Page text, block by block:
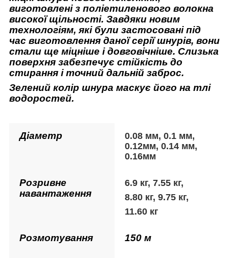
виготовлені з поліетиленового волокна
високої щільності. Завдяки новим
технологіям, які були застосовані під
час виготовлення даної серії шнурів, вони
стали ще міцніше і довговічніше. Слизька
поверхня забезпечує стійкість до
стирання і точний дальній заброс.
Зелений колір шнура маскує його на тлі
водоростей.
Діаметр
0.08 мм, 0.1 мм,
0.12мм, 0.14 мм,
0.16мм
Розривне
навантаження
6.9 кг, 7.55 кг,
8.80 кг, 9.75 кг,
11.60 кг
Розмотування 150 м